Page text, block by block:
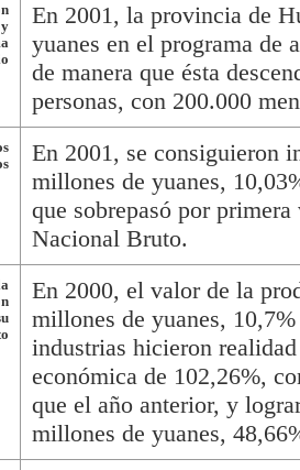
En 2001, la provincia de
yuanes en el programa de
de manera que ésta
personas, con 200.000
En 2001, se consiguieron
millones de yuanes,
que sobrepasó por
Nacional Bruto.
En 2000, el valor de la
millones de yuanes,
industrias hicieron
económica de 102,26%,
que el año anterior, y
millones de yuanes,